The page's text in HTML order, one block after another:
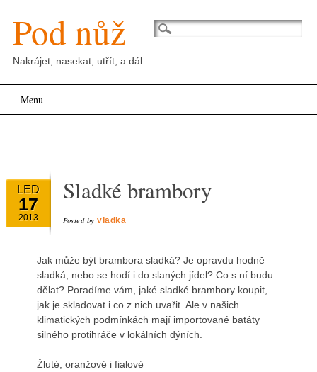
Pod nůž
Nakrájet, nasekat, utřít, a dál ….
Main menu
Menu
LED
17
2013
Sladké brambory
Posted byvladka
Jak může být brambora sladká? Je opravdu hodně
sladká, nebo se hodí i do slaných jídel? Co s ní budu
dělat? Poradíme vám, jaké sladké brambory koupit,
jak je skladovat i co z nich uvařit. Ale v našich
klimatických podmínkách mají importované batáty
silného protihráče v lokálních dýních.
Žluté, oranžové i fialové